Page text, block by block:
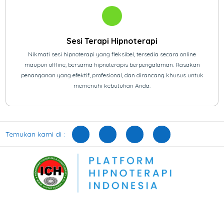
Sesi Terapi Hipnoterapi
Nikmati sesi hipnoterapi yang fleksibel, tersedia secara online
maupun offline, bersama hipnoterapis berpengalaman. Rasakan
penanganan yang efektif, profesional, dan dirancang khusus untuk
memenuhi kebutuhan Anda.
Temukan kami di :